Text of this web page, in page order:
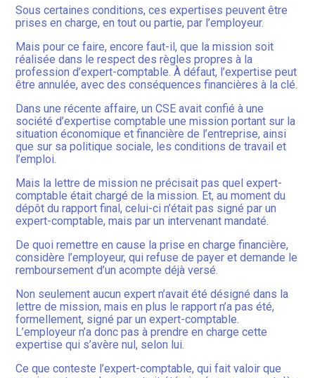
Sous certaines conditions, ces expertises peuvent être
prises en charge, en tout ou partie, par l’employeur.
Mais pour ce faire, encore faut-il, que la mission soit
réalisée dans le respect des règles propres à la
profession d’expert-comptable. À défaut, l’expertise peut
être annulée, avec des conséquences financières à la clé.
Dans une récente affaire, un CSE avait confié à une
société d’expertise comptable une mission portant sur la
situation économique et financière de l’entreprise, ainsi
que sur sa politique sociale, les conditions de travail et
l’emploi.
Mais la lettre de mission ne précisait pas quel expert-
comptable était chargé de la mission. Et, au moment du
dépôt du rapport final, celui-ci n’était pas signé par un
expert-comptable, mais par un intervenant mandaté.
De quoi remettre en cause la prise en charge financière,
considère l’employeur, qui refuse de payer et demande le
remboursement d’un acompte déjà versé.
Non seulement aucun expert n’avait été désigné dans la
lettre de mission, mais en plus le rapport n’a pas été,
formellement, signé par un expert-comptable.
L’employeur n’a donc pas à prendre en charge cette
expertise qui s’avère nul, selon lui.
Ce que conteste l’expert-comptable, qui fait valoir que